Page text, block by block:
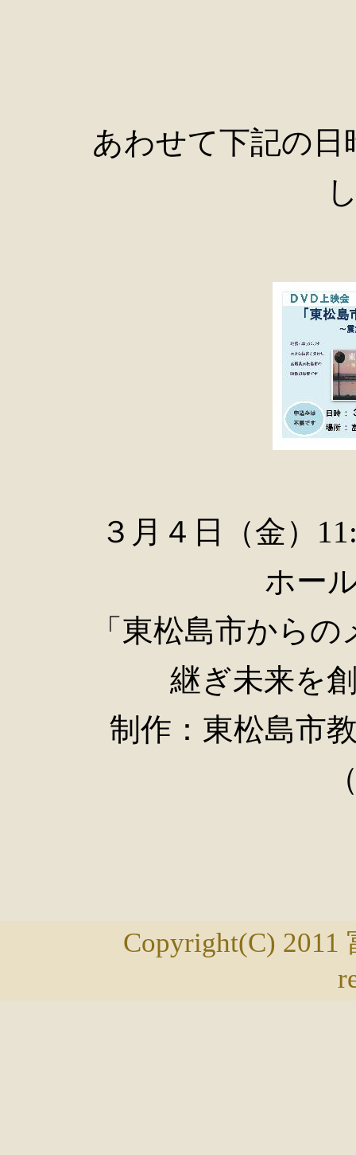
あわせて下記の日
３月４日（金）
ホー
「東松島市から
継ぎ未来を
制作：東松島市
Copyright(C)